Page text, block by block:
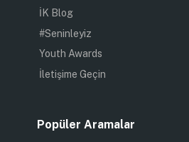
İK Blog
#Seninleyiz
Youth Awards
İletişime Geçin
Popüler Aramalar